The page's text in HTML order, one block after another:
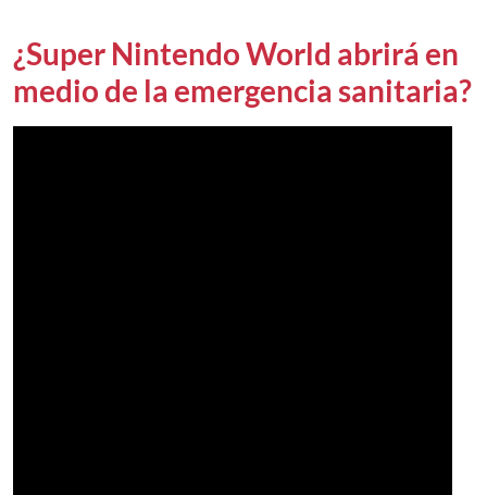
¿Super Nintendo World abrirá en
medio de la emergencia sanitaria?